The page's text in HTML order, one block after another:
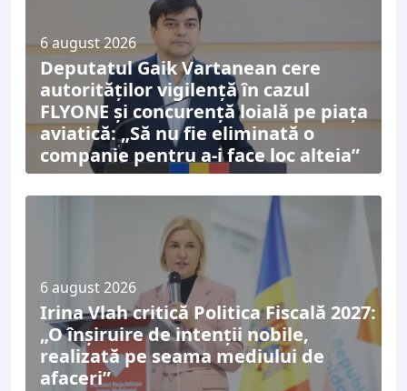
6 august 2026
Deputatul Gaik Vartanean cere
autorităților vigilență în cazul
FLYONE și concurență loială pe piața
aviatică: „Să nu fie eliminată o
companie pentru a-i face loc alteia”
6 august 2026
Irina Vlah critică Politica Fiscală 2027:
„O înșiruire de intenții nobile,
realizată pe seama mediului de
afaceri”